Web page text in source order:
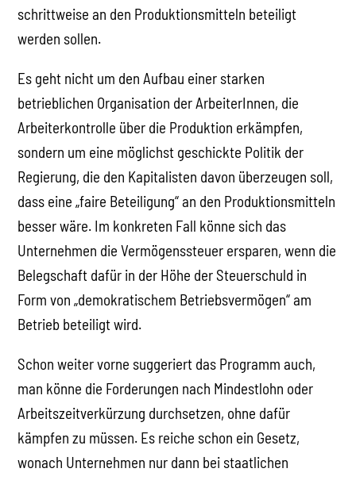
schrittweise an den Produktionsmitteln beteiligt
werden sollen.
Es geht nicht um den Aufbau einer starken
betrieblichen Organisation der ArbeiterInnen, die
Arbeiterkontrolle über die Produktion erkämpfen,
sondern um eine möglichst geschickte Politik der
Regierung, die den Kapitalisten davon überzeugen soll,
dass eine „faire Beteiligung“ an den Produktionsmitteln
besser wäre. Im konkreten Fall könne sich das
Unternehmen die Vermögenssteuer ersparen, wenn die
Belegschaft dafür in der Höhe der Steuerschuld in
Form von „demokratischem Betriebsvermögen“ am
Betrieb beteiligt wird.
Schon weiter vorne suggeriert das Programm auch,
man könne die Forderungen nach Mindestlohn oder
Arbeitszeitverkürzung durchsetzen, ohne dafür
kämpfen zu müssen. Es reiche schon ein Gesetz,
wonach Unternehmen nur dann bei staatlichen